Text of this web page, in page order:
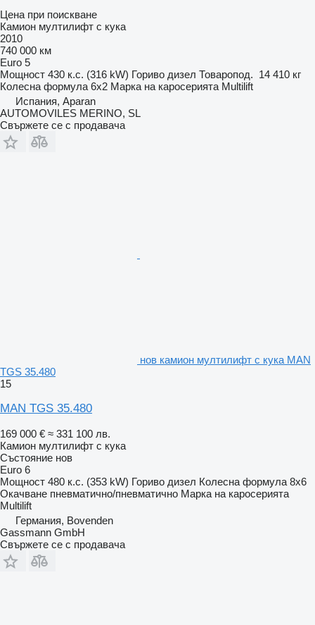
Цена при поискване
Камион мултилифт с кука
2010
740 000 км
Euro 5
Мощност 430 к.с. (316 kW) Гориво дизел Товаропод. 14 410 кг
Колесна формула 6x2 Марка на каросерията Multilift
Испания, Aparan
AUTOMOVILES MERINO, SL
Свържете се с продавача
нов камион мултилифт с кука MAN
TGS 35.480
15
MAN TGS 35.480
169 000 € ≈ 331 100 лв.
Камион мултилифт с кука
Състояние нов
Euro 6
Мощност 480 к.с. (353 kW) Гориво дизел Колесна формула 8x6
Окачване пневматично/пневматично Марка на каросерията
Multilift
Германия, Bovenden
Gassmann GmbH
Свържете се с продавача